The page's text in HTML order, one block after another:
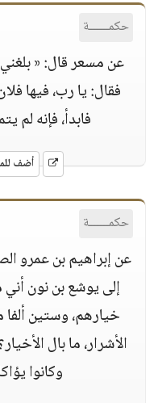
حكمــــــة
عن مسعر قال: «
فقال: يا رب، فيها
فابدأ، فإنه
أضف
حكمــــــة
عن إبراهيم بن عمرو
إلى يوشع بن نون
خيارهم، وستين
الأشرار، ما بال
وكانوا